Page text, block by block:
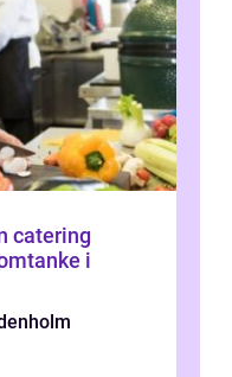
catering
i